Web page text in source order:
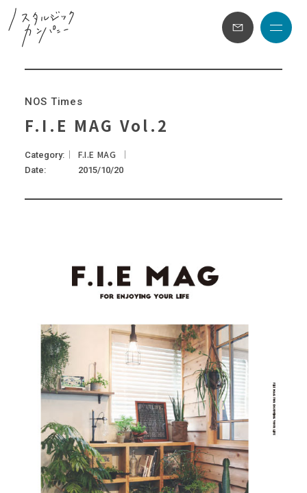
メニ
NOS Times
F.I.E MAG Vol.2
Category F.I.E MAG
Date 2015/10/20